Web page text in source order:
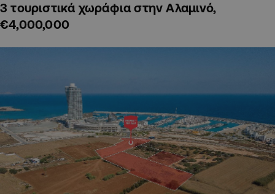
3 τουριστικά χωράφια στην Αλαμινό,
€4,000,000